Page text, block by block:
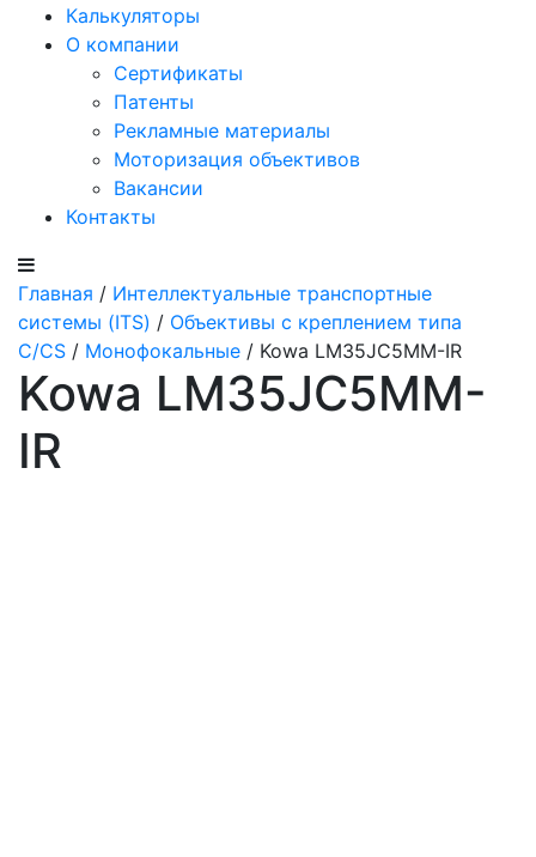
Калькуляторы
О компании
Сертификаты
Патенты
Рекламные материалы
Моторизация объективов
Вакансии
Контакты
Главная / Интеллектуальные транспортные
системы (ITS) / Объективы с креплением типа
C/CS / Монофокальные / Kowa LM35JC5MM-IR
Kowa LM35JC5MM-
IR